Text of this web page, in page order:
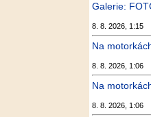
Galerie:
8. 8. 2026, 1:15
Na
8. 8. 2026, 1:06
Na
8. 8. 2026, 1:06